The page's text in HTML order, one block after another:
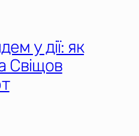
у дії: як
Свіщов